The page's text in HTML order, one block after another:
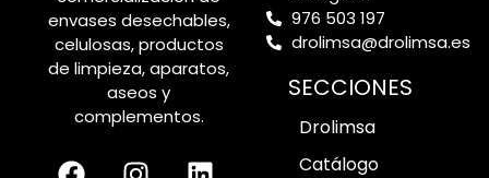
envases desechables,
celulosas, productos
de limpieza, aparatos,
aseos y
complementos.
976 503 197
drolimsa@drolimsa.es
SECCIONES
Drolimsa
Catálogo